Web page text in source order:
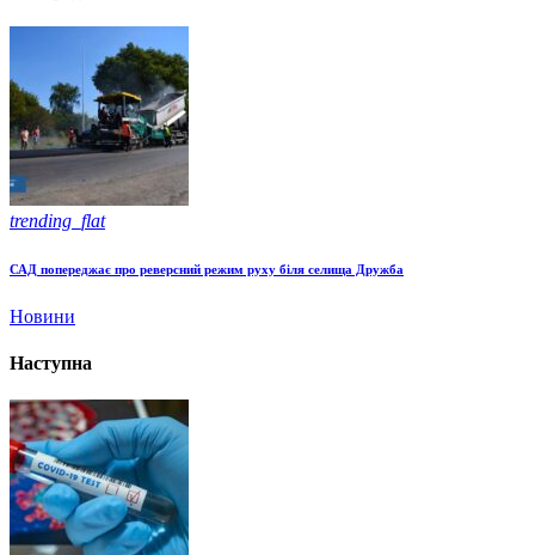
trending_flat
САД попереджає про реверсний режим руху біля селища Дружба
Новини
Наступна